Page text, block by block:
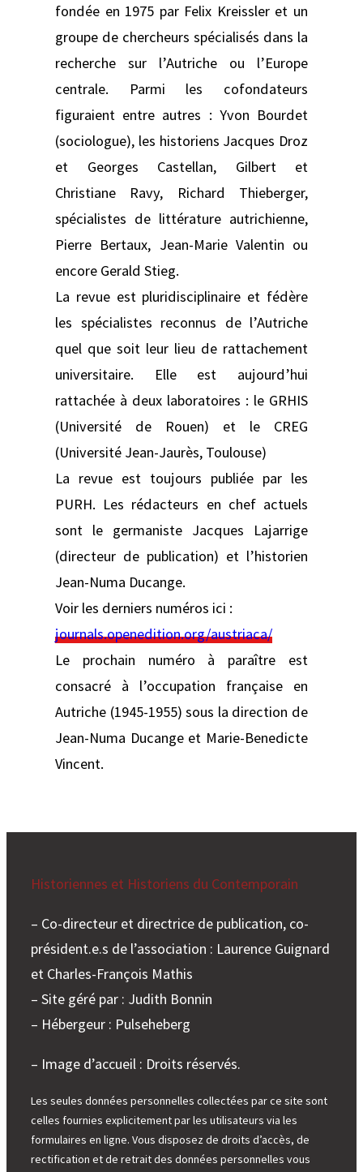
fondée en 1975 par Felix Kreissler et un
groupe de chercheurs spécialisés dans la
recherche sur l’Autriche ou l’Europe
centrale. Parmi les cofondateurs
figuraient entre autres : Yvon Bourdet
(sociologue), les historiens Jacques Droz
et Georges Castellan, Gilbert et
Christiane Ravy, Richard Thieberger,
spécialistes de littérature autrichienne,
Pierre Bertaux, Jean-Marie Valentin ou
encore Gerald Stieg.
La revue est pluridisciplinaire et fédère
les spécialistes reconnus de l’Autriche
quel que soit leur lieu de rattachement
universitaire. Elle est aujourd’hui
rattachée à deux laboratoires : le GRHIS
(Université de Rouen) et le CREG
(Université Jean-Jaurès, Toulouse)
La revue est toujours publiée par les
PURH. Les rédacteurs en chef actuels
sont le germaniste Jacques Lajarrige
(directeur de publication) et l’historien
Jean-Numa Ducange.
Voir les derniers numéros ici :
journals.openedition.org/austriaca/
Le prochain numéro à paraître est
consacré à l’occupation française en
Autriche (1945-1955) sous la direction de
Jean-Numa Ducange et Marie-Benedicte
Vincent.
Historiennes et Historiens du Contemporain
– Co-directeur et directrice de publication, co-
président.e.s de l’association : Laurence Guignard
et Charles-François Mathis
– Site géré par : Judith Bonnin
– Hébergeur : Pulseheberg
– Image d’accueil : Droits réservés.
Les seules données personnelles collectées par ce site sont
celles fournies explicitement par les utilisateurs via les
formulaires en ligne. Vous disposez de droits d’accès, de
rectification et de retrait des données personnelles vous